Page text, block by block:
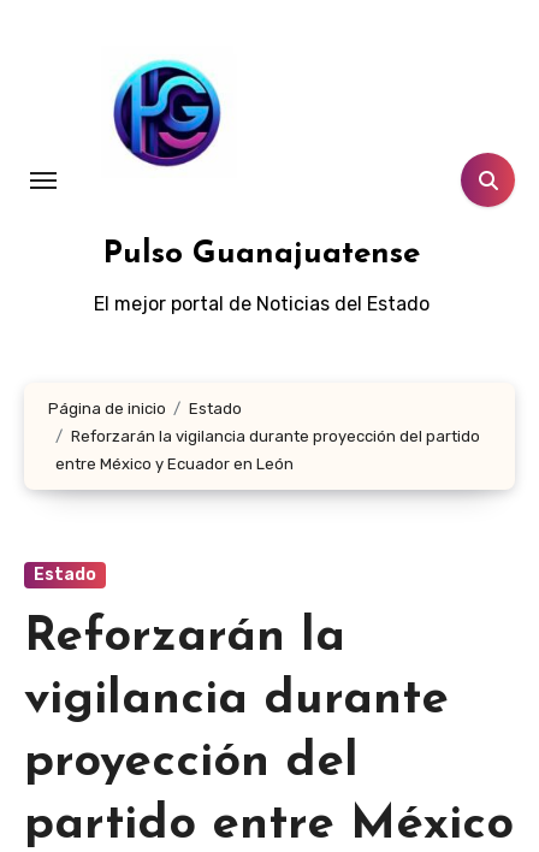
Pulso Guanajuatense
El mejor portal de Noticias del Estado
Página de inicio
Estado
Reforzarán la vigilancia durante proyección del partido
entre México y Ecuador en León
Estado
Reforzarán la
vigilancia durante
proyección del
partido entre México